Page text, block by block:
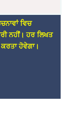
ਵਿਚ
ਨਹੀਂ। ਹਰ ਲਿਖਤ
ਕਰਤਾ ਹੋਵੇਗਾ।